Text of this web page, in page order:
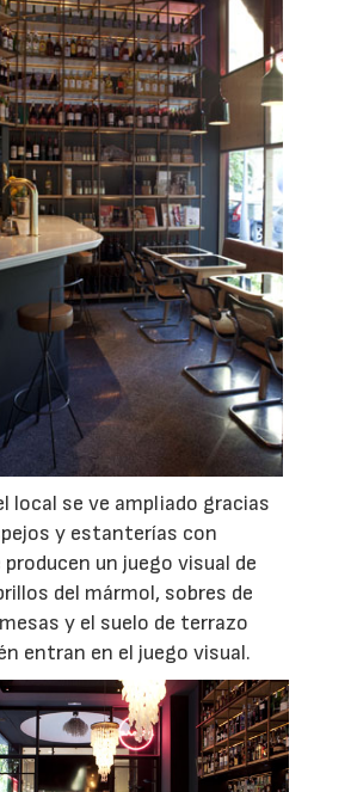
local se ve ampliado gracias
y estanterías con
un juego visual de
del mármol, sobres de
y el suelo de terrazo
entran en el juego visual.